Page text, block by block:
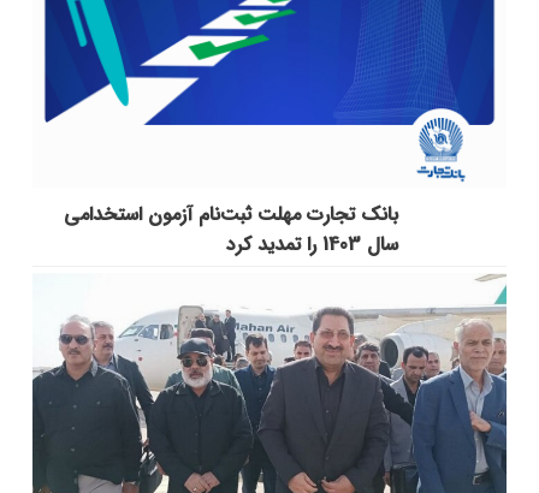
بانک تجارت مهلت ثبت‌نام آزمون استخدامی
سال 1403 را تمدید کرد